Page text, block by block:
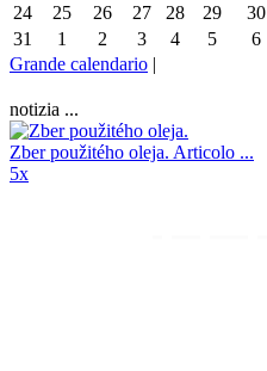
24
25 26 27 28 29
30
31
1 2 3 4 5
6
Grande calendario |
notizia ...
Zber použitého oleja. Articolo ...
5x